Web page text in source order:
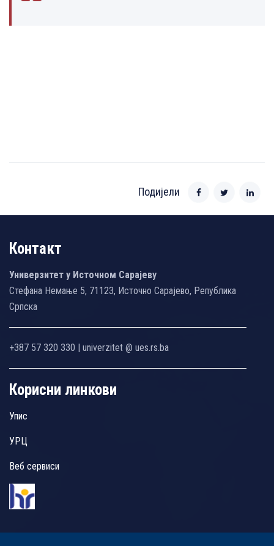
Подијели
Контакт
Универзитет у Источном Сарајеву
Стефана Немање 5, 71123, Источно Сарајево, Република
Српска
+387 57 320 330 | univerzitet @ ues.rs.ba
Корисни линкови
Упис
УРЦ
Веб сервиси